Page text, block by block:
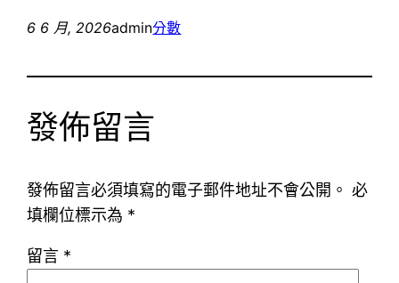
6 6 月, 2026admin分數
發佈留言
發佈留言必須填寫的電子郵件地址不會公開。 必
填欄位標示為 *
留言 *